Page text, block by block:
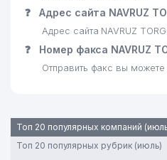
❓ Адрес сайта NAVRUZ
Адрес сайта NAVRUZ
❓ Номер факса NAVRUZ
Отправить факс вы
Топ 20 популярных компаний
Топ 20 популярных рубрик (июль)